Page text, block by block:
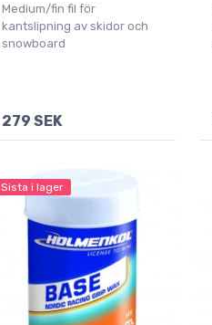
Medium/fin fil för
kantslipning av skidor och
snowboard
279 SEK
Sista i lager